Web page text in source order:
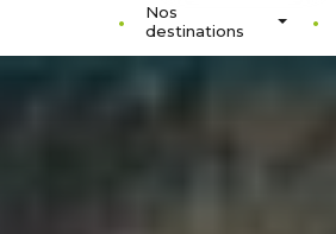
Nos
destinations